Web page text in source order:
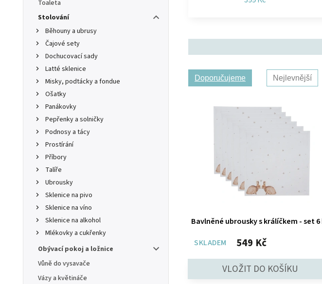
Toaleta
Stolování
Běhouny a ubrusy
Čajové sety
Dochucovací sady
Latté sklenice
Misky, podtácky a fondue
Ošatky
Panákovky
Pepřenky a solničky
Podnosy a tácy
Prostírání
Příbory
Talíře
Ubrousky
Sklenice na pivo
Sklenice na víno
Sklenice na alkohol
Mlékovky a cukřenky
Obývací pokoj a ložnice
Vůně do vysavače
Vázy a květináče
Doporučujeme Nejlevnější
Bavlněné ubrousky s králíčkem - set 6
SKLADEM 549 Kč